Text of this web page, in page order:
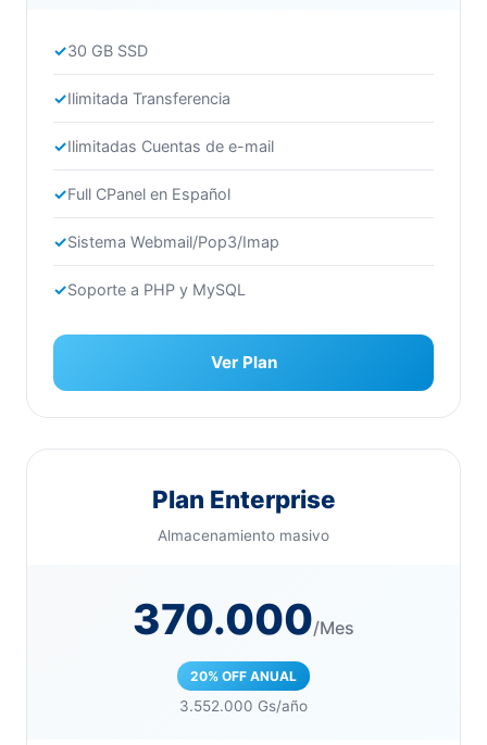
30 GB SSD
Ilimitada Transferencia
Ilimitadas Cuentas de e-mail
Full CPanel en Español
Sistema Webmail/Pop3/Imap
Soporte a PHP y MySQL
Ver Plan
Plan Enterprise
Almacenamiento masivo
370.000/Mes
20% OFF ANUAL
3.552.000 Gs/año